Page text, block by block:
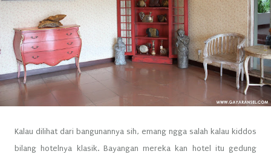
Kalau dilihat dari bangunannya sih, emang ngga salah kalau kiddos
bilang hotelnya klasik. Bayangan mereka kan hotel itu gedung